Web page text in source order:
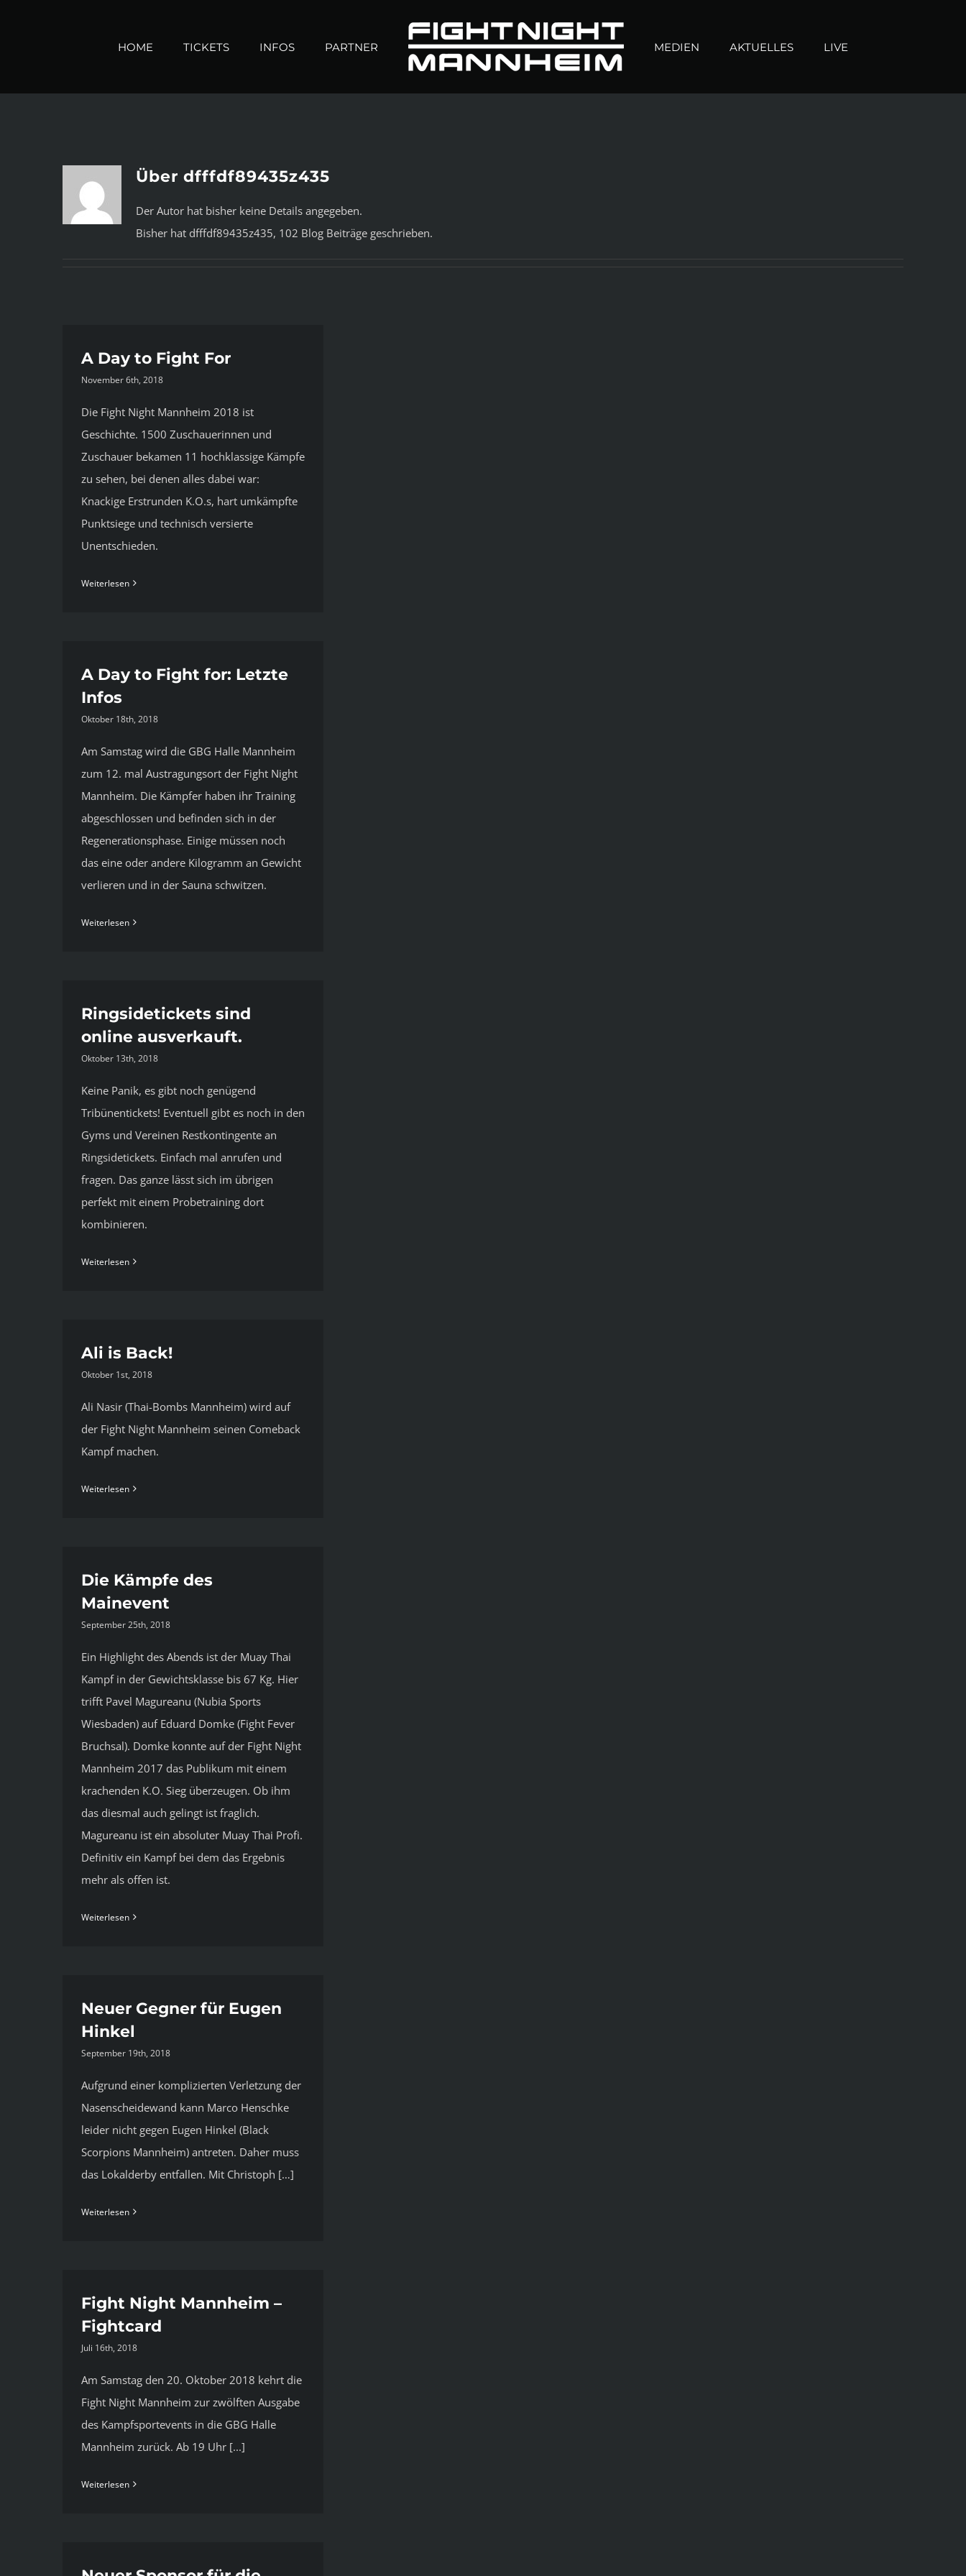
HOME TICKETS INFOS PARTNER MEDIEN AKTUELLES LIVE
Über dfffdf89435z435
Der Autor hat bisher keine Details angegeben.
Bisher hat dfffdf89435z435, 102 Blog Beiträge geschrieben.
A Day to Fight For
November 6th, 2018
Die Fight Night Mannheim 2018 ist
Geschichte. 1500 Zuschauerinnen und
Zuschauer bekamen 11 hochklassige Kämpfe
zu sehen, bei denen alles dabei war:
Knackige Erstrunden K.O.s, hart umkämpfte
Punktsiege und technisch versierte
Unentschieden.
Weiterlesen
A Day to Fight for: Letzte
Infos
Oktober 18th, 2018
Am Samstag wird die GBG Halle Mannheim
zum 12. mal Austragungsort der Fight Night
Mannheim. Die Kämpfer haben ihr Training
abgeschlossen und befinden sich in der
Regenerationsphase. Einige müssen noch
das eine oder andere Kilogramm an Gewicht
verlieren und in der Sauna schwitzen.
Weiterlesen
Ringsidetickets sind
online ausverkauft.
Oktober 13th, 2018
Keine Panik, es gibt noch genügend
Tribünentickets! Eventuell gibt es noch in den
Gyms und Vereinen Restkontingente an
Ringsidetickets. Einfach mal anrufen und
fragen. Das ganze lässt sich im übrigen
perfekt mit einem Probetraining dort
kombinieren.
Weiterlesen
Ali is Back!
Oktober 1st, 2018
Ali Nasir (Thai-Bombs Mannheim) wird auf
der Fight Night Mannheim seinen Comeback
Kampf machen.
Weiterlesen
Die Kämpfe des
Mainevent
September 25th, 2018
Ein Highlight des Abends ist der Muay Thai
Kampf in der Gewichtsklasse bis 67 Kg. Hier
trifft Pavel Magureanu (Nubia Sports
Wiesbaden) auf Eduard Domke (Fight Fever
Bruchsal). Domke konnte auf der Fight Night
Mannheim 2017 das Publikum mit einem
krachenden K.O. Sieg überzeugen. Ob ihm
das diesmal auch gelingt ist fraglich.
Magureanu ist ein absoluter Muay Thai Profi.
Definitiv ein Kampf bei dem das Ergebnis
mehr als offen ist.
Weiterlesen
Neuer Gegner für Eugen
Hinkel
September 19th, 2018
Aufgrund einer komplizierten Verletzung der
Nasenscheidewand kann Marco Henschke
leider nicht gegen Eugen Hinkel (Black
Scorpions Mannheim) antreten. Daher muss
das Lokalderby entfallen. Mit Christoph […]
Weiterlesen
Fight Night Mannheim –
Fightcard
Juli 16th, 2018
Am Samstag den 20. Oktober 2018 kehrt die
Fight Night Mannheim zur zwölften Ausgabe
des Kampfsportevents in die GBG Halle
Mannheim zurück. Ab 19 Uhr [...]
Weiterlesen